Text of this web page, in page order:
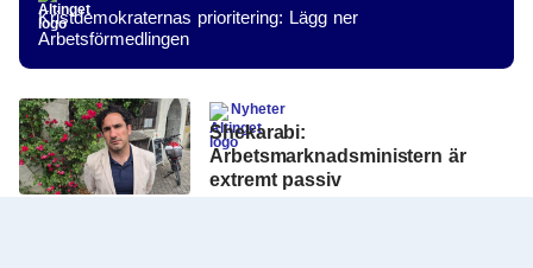
Kristdemokraternas prioritering: Lägg ner
Arbetsförmedlingen
Nyheter
Shekarabi:
Arbetsmarknadsministern är
extremt passiv